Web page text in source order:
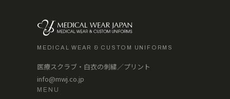
MEDICAL WEAR & CUSTOM UNIFORMS
医療スクラブ・白衣の刺繍／プリント
info@mwj.co.jp
MENU